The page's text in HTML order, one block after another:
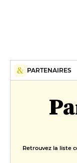
PARTENAIRES
Retrouvez la liste